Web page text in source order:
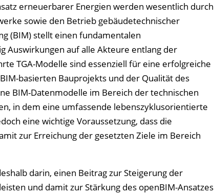
erneuerbarer Energien werden wesentlich durch
sowie den Betrieb gebäudetechnischer
(BIM) stellt einen fundamentalen
Auswirkungen auf alle Akteure entlang der
TGA-Modelle sind essenziell für eine erfolgreiche
basierten Bauprojekts und der Qualität des
BIM-Datenmodelle im Bereich der technischen
in dem eine umfassende lebenszyklusorientierte
eine wichtige Voraussetzung, dass die
zur Erreichung der gesetzten Ziele im Bereich
darin, einen Beitrag zur Steigerung der
und damit zur Stärkung des openBIM-Ansatzes